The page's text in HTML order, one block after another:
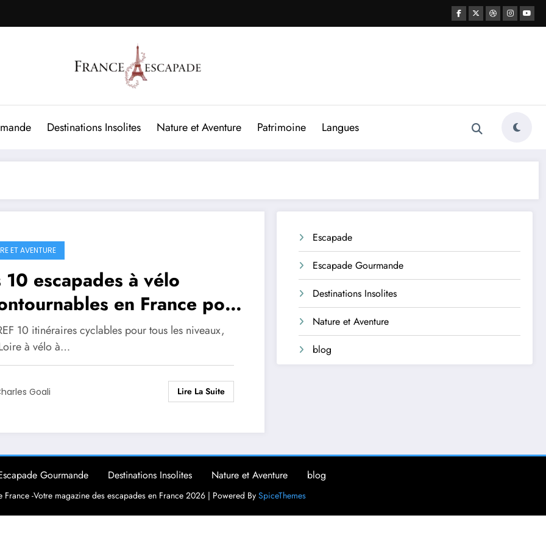
Destinations Insolites Nature et Aventure Patrimoine Langues
ET AVENTURE
10 escapades à vélo
en France pour
2025 : itinéraires et
à ne pas manquer
10 itinéraires cyclables pour tous les niveaux,
à vélo à…
Goali Lire La Suite
Escapade
Escapade Gourmande
Destinations Insolites
Nature et Aventure
blog
Gourmande Destinations Insolites Nature et Aventure blog
France -Votre magazine des escapades en France 2026 | Powered By SpiceThemes